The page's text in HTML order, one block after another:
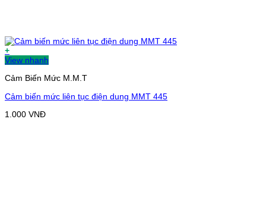
+
View nhanh
Cảm Biến Mức M.M.T
Cảm biến mức liên tục điện dung MMT 445
1.000 VNĐ